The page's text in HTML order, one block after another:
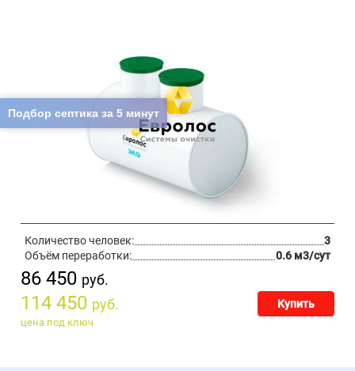
Количество человек:
3
Объём переработки:
0.6 м3/сут
86 450 руб.
114 450 руб. Купить
цена под ключ
Подбор септика за 5 минут